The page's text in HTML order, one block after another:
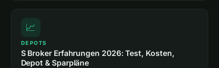
📈
DEPOTS
S Broker Erfahrungen 2026: Test, Kosten,
Depot & Sparpläne